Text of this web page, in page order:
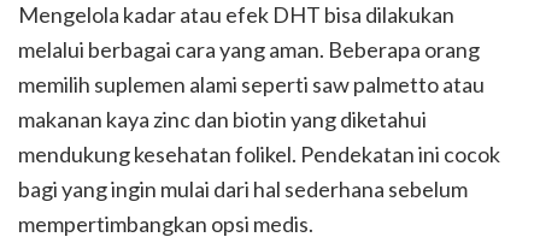
Mengelola kadar atau efek DHT bisa dilakukan
melalui berbagai cara yang aman. Beberapa orang
memilih suplemen alami seperti saw palmetto atau
makanan kaya zinc dan biotin yang diketahui
mendukung kesehatan folikel. Pendekatan ini cocok
bagi yang ingin mulai dari hal sederhana sebelum
mempertimbangkan opsi medis.